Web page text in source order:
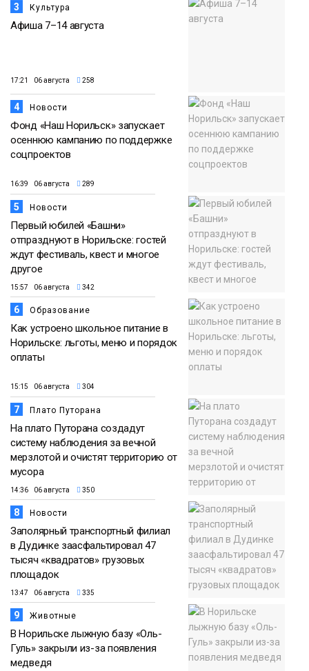
3 Культура
Афиша 7–14 августа
17:21 06 августа 258
4 Новости
Фонд «Наш Норильск» запускает
осеннюю кампанию по поддержке
соцпроектов
16:39 06 августа 289
5 Новости
Первый юбилей «Башни»
отпразднуют в Норильске: гостей
ждут фестиваль, квест и многое
другое
15:57 06 августа 342
6 Образование
Как устроено школьное питание в
Норильске: льготы, меню и порядок
оплаты
15:15 06 августа 304
7 Плато Путорана
На плато Путорана создадут
систему наблюдения за вечной
мерзлотой и очистят территорию от
мусора
14:36 06 августа 350
8 Новости
Заполярный транспортный филиал
в Дудинке заасфальтировал 47
тысяч «квадратов» грузовых
площадок
13:47 06 августа 335
9 Животные
В Норильске лыжную базу «Оль-
Гуль» закрыли из-за появления
медведя